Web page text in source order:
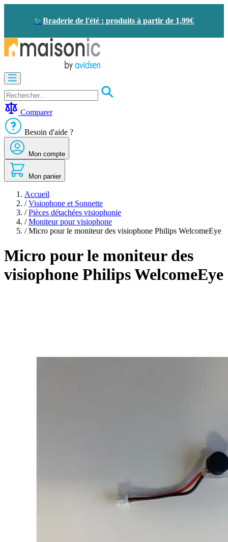
✨ Braderie de l'été : produits à partir de 1,99€
Visiophone
-
Sonnette
-
économie
d'énergie
Sécurité
Confort
de
maison
Seconde
vie
Bons
plans
Comparer
Besoin d'aide ?
Mon compte
Mon panier
Accueil
/ Visiophone et Sonnette
/ Pièces détachées visiophonie
/ Moniteur pour visiophone
/ Micro pour le moniteur des visiophone Philips WelcomeEye
Micro pour le moniteur des
visiophone Philips WelcomeEye